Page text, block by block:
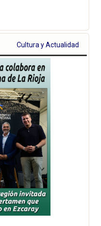
Cultura y Actualidad